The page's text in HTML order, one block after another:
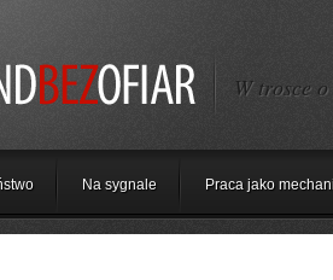
W trosce
Na sygnale Praca jako